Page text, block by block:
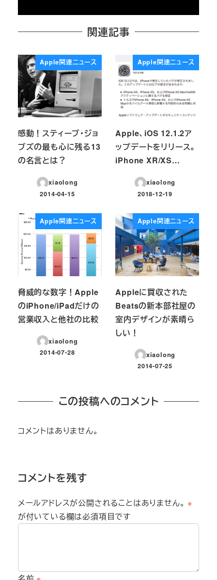
関連記事
Apple関連ニュース
感動！スティーブ・ジョ
ブズの最も心に残る13
の名言とは？
xiaolong
投稿日
2014-04-15
Apple関連ニュース
Apple、iOS 12.1.2ア
ップデートをリリース。
iPhone XR/XS…
xiaolong
投稿日
2018-12-19
Apple関連ニュース
脅威的な数字！Apple
のiPhone/iPadだけの
営業収入と他社の比較
xiaolong
投稿日
2014-07-28
Apple関連ニュース
Appleに買収された
Beatsの新本部社屋の
室内デザインが素晴ら
しい！
xiaolong
投稿日
2014-07-25
この投稿へのコメント
コメントはありません。
コメントを残す
メールアドレスが公開されることはありません。 ※
が付いている欄は必須項目です